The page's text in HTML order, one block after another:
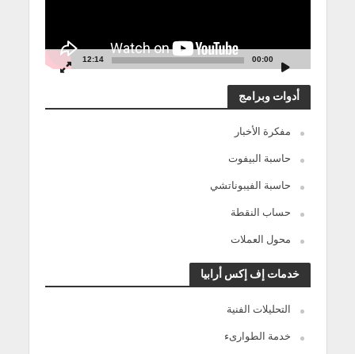
00:00
12:14
أدوات وبرامج
مفكرة الأخبار
حاسبة البيفوت
حاسبة الفيبوناتشي
حساب النقطة
محول العملات
خدمات إف إكس أرابيا
التحليلات الفنية
خدمة الطوارىء